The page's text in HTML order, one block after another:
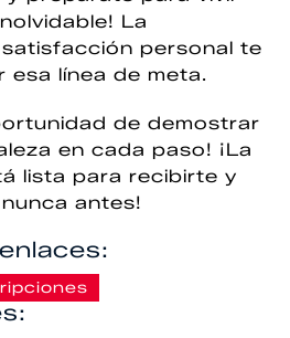
La
personal te
esa línea de meta.
de demostrar
en cada paso! ¡La
lista para recibirte y
antes!